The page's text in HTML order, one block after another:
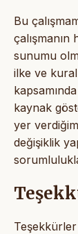
Bu
sunumu
ilke ve
kaynak
yer
değişiklik
Teşekkürler